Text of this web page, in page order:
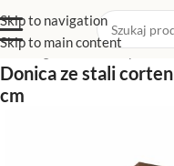
Skip to navigation
Skip to main content
Strona główna/Sklep z
Donica ze stali
cm